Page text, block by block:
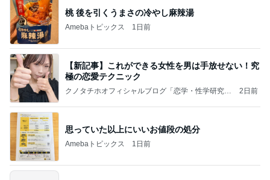
桃 後を引くうまさの冷やし麻辣湯
Amebaトピックス 1日前
【新記事】これができる女性を男は手放せない！究
極の恋愛テクニック
クノタチホオフィシャルブログ「恋学・性学研究
2日前
思っていた以上にいいお値段の処分
Amebaトピックス 1日前